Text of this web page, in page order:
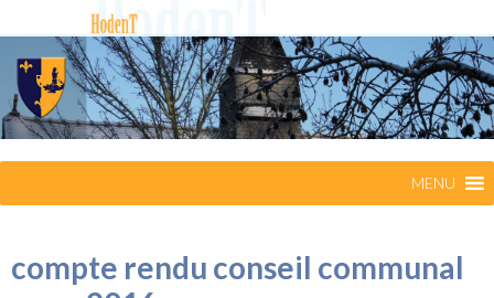
MENU
compte rendu conseil communal